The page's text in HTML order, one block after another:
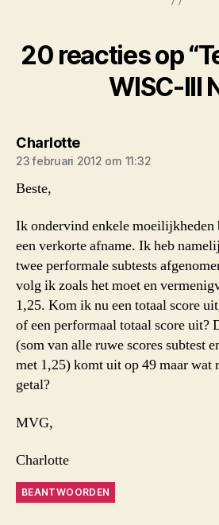
20 reacties op
WISC-III
Charlottezegt:
23 februari 2012 om 11:32
Beste,
Ik ondervind enkele moeilijkheden
een verkorte afname. Ik heb
twee performale subtests
volg ik zoals het moet en
1,25. Kom ik nu een totaal score
of een performaal totaal score uit?
(som van alle ruwe scores subtest
met 1,25) komt uit op 49 maar wat
getal?
MVG,
Charlotte
BEANTWOORDEN